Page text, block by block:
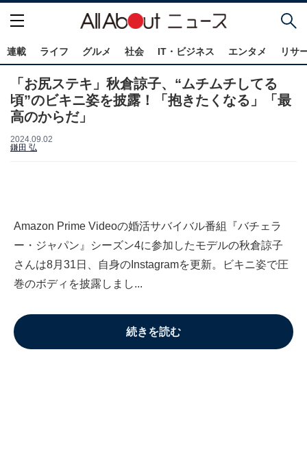
連載 ライフ グルメ 社会 IT・ビジネス エンタメ リサ
「お尻ステキ」秋倉諒子、“ムチムチしてる
頃”のビキニ姿を披露！「抱きたくなる」「最
高のからだ」
2024.09.02
鎌田 弘
Amazon Prime Videoの婚活サバイバル番組『バチェラ
ー・ジャパン』シーズン4に参加したモデルの秋倉諒子
さんは8月31日、自身のInstagramを更新。ビキニ姿で圧
巻のボディを披露しまし...
続きを読む